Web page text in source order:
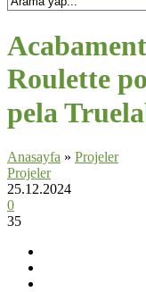
Roulette
Anasayfa » Projeler
Projeler
25.12.2024
0
35